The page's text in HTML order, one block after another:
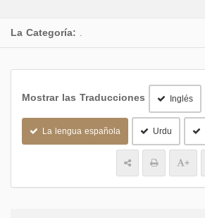
La Categoría:
Mostrar las Traducciones Inglés
La lengua española Urdu
+